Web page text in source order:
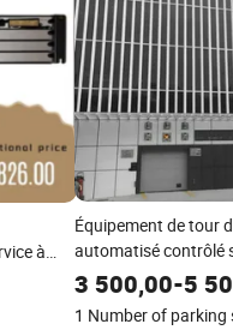
à
Équipement de tour
automatisé contrôlé
pour une opération
faciles
3 500,00-5
1 Number of parking